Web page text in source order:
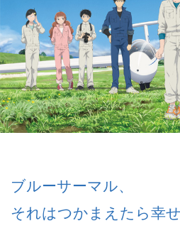
ブルーサーマル、
それはつかまえたら幸